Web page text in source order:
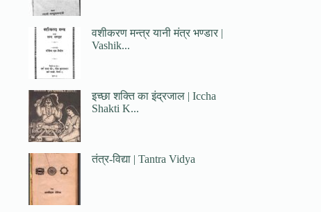
वशीकरण मन्त्र यानी मंत्र भण्डार |
Vashik...
इच्छा शक्ति का इंद्रजाल | Iccha
Shakti K...
तंत्र-विद्या | Tantra Vidya